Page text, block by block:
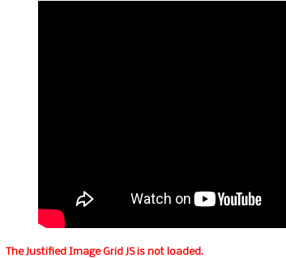
The Justified Image Grid JS is not loaded.